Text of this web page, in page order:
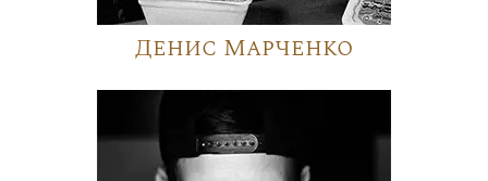
Денис Марченко